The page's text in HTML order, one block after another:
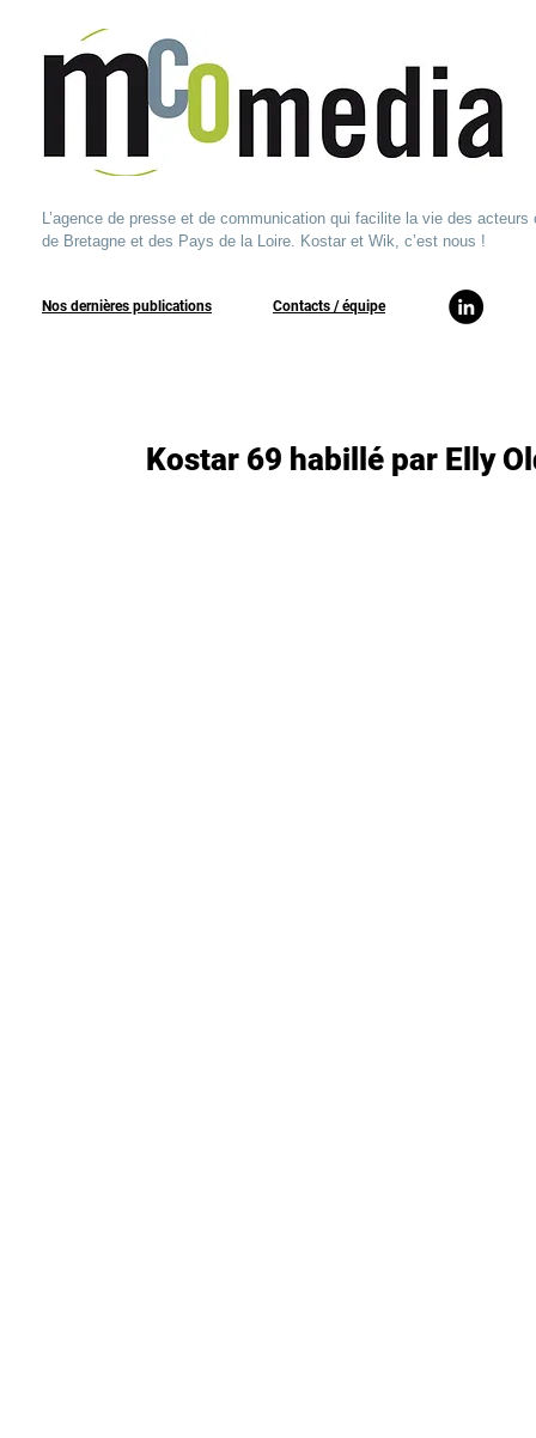
L’agence de presse et de communication qui facilite la vie des acteurs
de Bretagne et des Pays de la Loire. Kostar et Wik, c’est nous !
Nos dernières publications ​Contacts / équipe​
Kostar 69 habillé par Elly